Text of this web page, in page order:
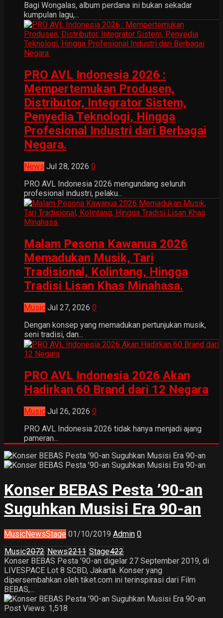
Bagi Wongalas, album perdana ini bukan sekadar
kumpulan lagu,...
PRO AVL Indonesia 2026 :
Mempertemukan Produsen,
Distributor, Integrator Sistem,
Penyedia Teknologi, Hingga
Profesional Industri dari Berbagai
Negara.
News Jul 28, 2026 0
PRO AVL Indonesia 2026 mengundang seluruh
profesional industri, pelaku...
Malam Pesona Kawanua 2026
Memadukan Musik, Tari
Tradisional, Kolintang, Hingga
Tradisi Lisan Khas Minahasa.
Music Jul 27, 2026 0
Dengan konsep yang memadukan pertunjukan musik,
seni tradisi, dan...
PRO AVL Indonesia 2026 Akan
Hadirkan 60 Brand dari 12 Negara
Music Jul 26, 2026 0
PRO AVL Indonesia 2026 tidak hanya menjadi ajang
pameran...
Konser BEBAS Pesta ’90-an
Suguhkan Musisi Era 90-an
MusicNewsStage 01/10/2019 Admin 0
Music2072 News2211 Stage422
Konser BEBAS Pesta ’90-an digelar 27 September 2019, di
LIVESPACE Lot 8 SCBD, Jakarta. Konser yang
dipersembahkan oleh tiket.com ini terinspirasi dari Film
BEBAS,...
Post Views: 1,518